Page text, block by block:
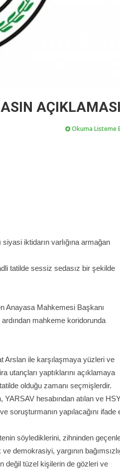
AÇIKLAMASI
Okuma Listeme
iktidarın varlığına armağan
tatilde sessiz sedasız bir şekilde
Anayasa Mahkemesi Başkanı
mahkeme koridorunda
Arslan ile karşılaşmaya yüzleri ve
utançları yaptıklarını açıklamaya
olduğu zamanı seçmişlerdir.
hesabından atılan ve
soruşturmanın yapılacağını ifade
söylediklerini, zihninden
demokrasiyi, yargının
değil tüzel kişilerin de gözleri ve